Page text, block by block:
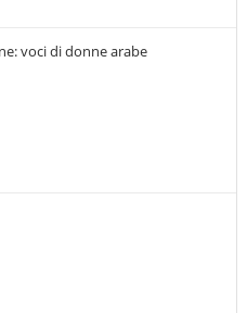
voci di donne arabe